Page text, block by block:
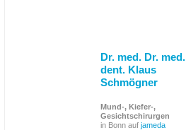
Dr. med. Dr. med.
dent. Klaus
Schmögner
Mund-, Kiefer-,
Gesichtschirurgen
in Bonn auf jameda